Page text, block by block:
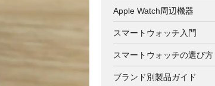
Apple Watch周辺機器
スマートウォッチ入門
スマートウォッチの選び方
ブランド別製品ガイド